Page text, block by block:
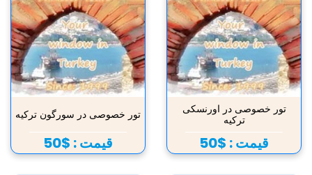
تور خصوصی در اورنسکی
ترکیه
قیمت : $50
تور خصوصی در سورگون ترکیه
قیمت : $50